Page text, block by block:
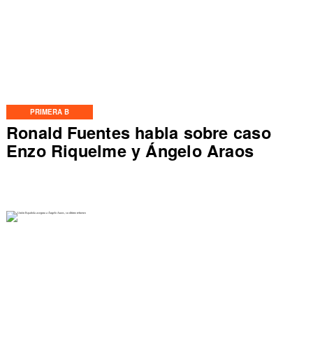
PRIMERA B
Ronald Fuentes habla sobre caso
Enzo Riquelme y Ángelo Araos